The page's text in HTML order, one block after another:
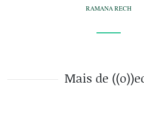
RAMANA RECH
Mais de